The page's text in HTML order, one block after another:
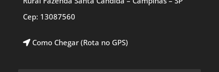
Cep: 13087560
Como Chegar (Rota no GPS)